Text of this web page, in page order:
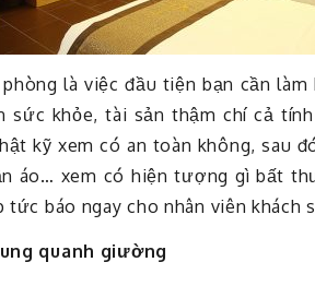
là việc đầu tiện bạn cần
sức khỏe, tài sản thậm chí cả
kỹ xem có an toàn không, sau
áo… xem có hiện tượng gì bất
báo ngay cho nhân viên khách
quanh giường